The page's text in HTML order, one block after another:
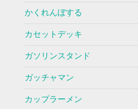
かくれんぼする
カセットデッキ
ガソリンスタンド
ガッチャマン
カップラーメン